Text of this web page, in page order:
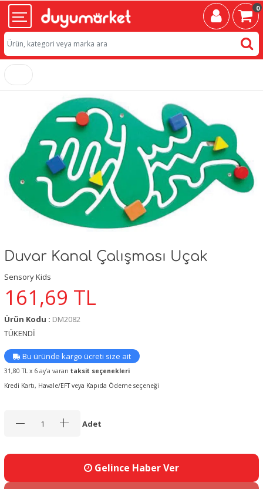
0
Duvar Kanal Çalışması Uçak
Sensory Kids
161,69 TL
Ürün Kodu : DM2082
TÜKENDİ
Bu üründe kargo ücreti size ait
31,80 TL x 6 ay’a varan taksit seçenekleri
Kredi Kartı, Havale/EFT veya Kapıda Ödeme seçeneği
Adet
Gelince Haber Ver